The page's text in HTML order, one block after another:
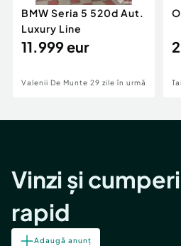
BMW Seria 5 520d Aut.
Luxury Line
11.999 eur
Valenii De Munte 29 zile în urmă
Vinzi și
rapid
Adaugă anunț